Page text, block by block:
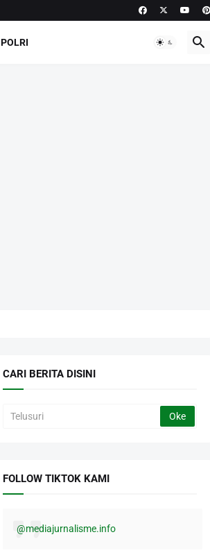
POLRI
CARI BERITA DISINI
FOLLOW TIKTOK KAMI
@mediajurnalisme.info